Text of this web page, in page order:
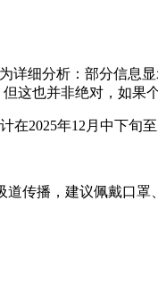
详细分析：部分信息
这也并非绝对，如果
2025年12月中下旬
传播，建议佩戴口